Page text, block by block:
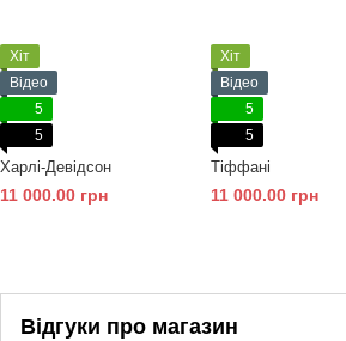
Хіт
Відео
5
5
Харлі-Девідсон
11 000.00 грн
Хіт
Відео
5
5
Тіффані
11 000.00 грн
Відгуки про магазин